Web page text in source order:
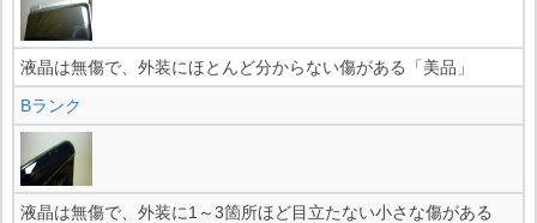
液晶は無傷で、外装にほとんど分からない傷がある「美品」
Bランク
液晶は無傷で、外装に1～3箇所ほど目立たない小さな傷がある